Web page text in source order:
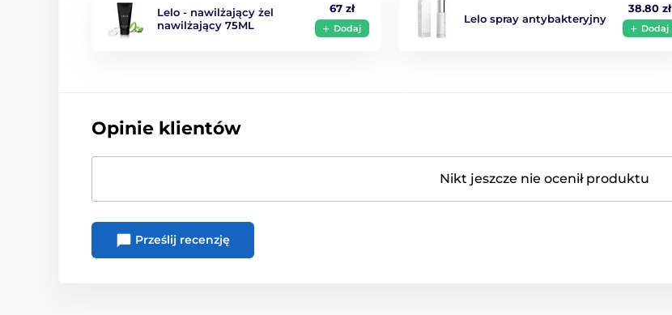
Lelo - nawilżający żel
nawilżający 75ML
67 zł
Dodaj
Lelo spray antybakteryjny
38.80 zł
Dodaj
Opinie klientów
Nikt jeszcze nie ocenił produktu
Prześlij recenzję